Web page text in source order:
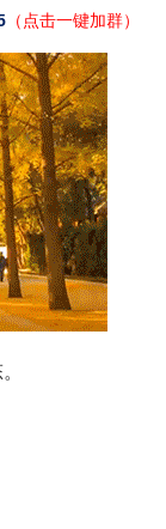
（点击一键加群）